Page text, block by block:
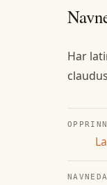
Har